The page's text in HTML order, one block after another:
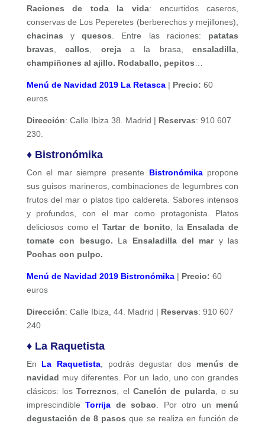
Raciones de toda la vida: encurtidos caseros,
conservas de Los Peperetes (berberechos y mejillones),
chacinas yquesos . Entre las raciones: patatas
bravas ,callos orejaa la brasa,ensaladilla
champiñones al ajillo. Rodaballo, pepitos
Menú de Navidad 2019 La Retasca | Precio: 60
euros
Dirección: Calle Ibiza 38. Madrid | Reservas: 910 607
230.
♦ Bistronómika
Con el mar siempre presente Bistronómikapropone
sus guisos marineros, combinaciones de legumbres con
frutos del mar o platos tipo caldereta. Sabores intensos
y profundos, con el mar como protagonista. Platos
deliciosos como elTartar de bonito , la Ensalada de
tomate con besugo. La Ensaladilla del mar y las
Pochas con pulpo.
Menú de Navidad 2019 Bistronómika | Precio: 60
euros
Dirección: Calle Ibiza, 44. Madrid | Reservas: 910 607
240
♦ La Raquetista
En La Raquetista , podrás degustar dos menús de
navidad muy diferentes. Por un lado, uno con grandes
clásicos: losTorreznos , elCanelón de pularda, o su
imprescindibleTorrija de sobao . Por otro un menú
degustación de 8 pasos que se realiza en función de